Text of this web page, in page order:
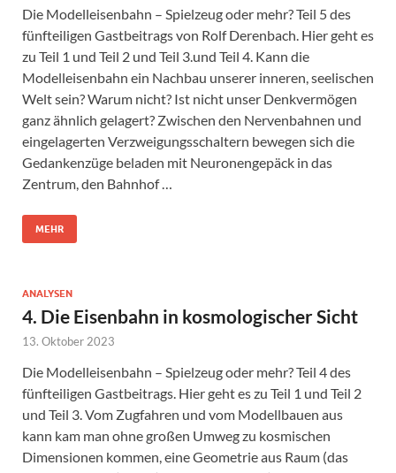
Die Modelleisenbahn – Spielzeug oder mehr? Teil 5 des
fünfteiligen Gastbeitrags von Rolf Derenbach. Hier geht es
zu Teil 1 und Teil 2 und Teil 3.und Teil 4. Kann die
Modelleisenbahn ein Nachbau unserer inneren, seelischen
Welt sein? Warum nicht? Ist nicht unser Denkvermögen
ganz ähnlich gelagert? Zwischen den Nervenbahnen und
eingelagerten Verzweigungsschaltern bewegen sich die
Gedankenzüge beladen mit Neuronengepäck in das
Zentrum, den Bahnhof …
MEHR
ANALYSEN
4. Die Eisenbahn in kosmologischer Sicht
13. Oktober 2023
Die Modelleisenbahn – Spielzeug oder mehr? Teil 4 des
fünfteiligen Gastbeitrags. Hier geht es zu Teil 1 und Teil 2
und Teil 3. Vom Zugfahren und vom Modellbauen aus
kann kam man ohne großen Umweg zu kosmischen
Dimensionen kommen, eine Geometrie aus Raum (das